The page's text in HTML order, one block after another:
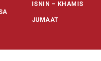
ISNIN – KHAMIS
JUMAAT